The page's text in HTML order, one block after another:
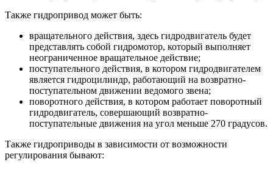
Также гидропривод может быть:
вращательного действия, здесь гидродвигатель будет
представлять собой гидромотор, который выполняет
неограниченное вращательное действие;
поступательного действия, в котором гидродвигателем
является гидроцилиндр, работающий на возвратно-
поступательном движении ведомого звена;
поворотного действия, в котором работает поворотный
гидродвигатель, совершающий возвратно-
поступательные движения на угол меньше 270 градусов.
Также гидроприводы в зависимости от возможности
регулирования бывают: